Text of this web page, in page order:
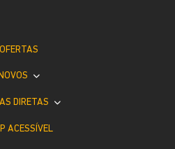
OFERTAS
DIRETAS
ACESSÍVEL